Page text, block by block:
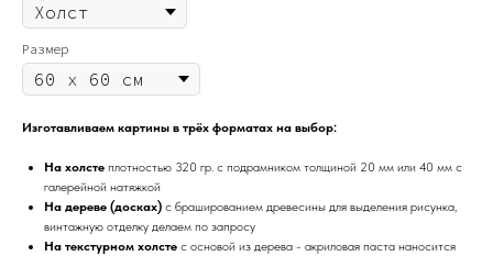
Размер
Изготавливаем картины в трёх форматах на выбор:
На холсте плотностью 320 гр. с подрамником толщиной 20 мм или 40 мм с
галерейной натяжкой
На дереве (досках) с брашированием древесины для выделения рисунка,
винтажную отделку делаем по запросу
На текстурном холсте с основой из дерева - акриловая паста наносится